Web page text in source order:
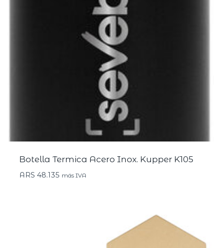
Botella Termica Acero Inox. Kupper K105
ARS 48.135 más IVA